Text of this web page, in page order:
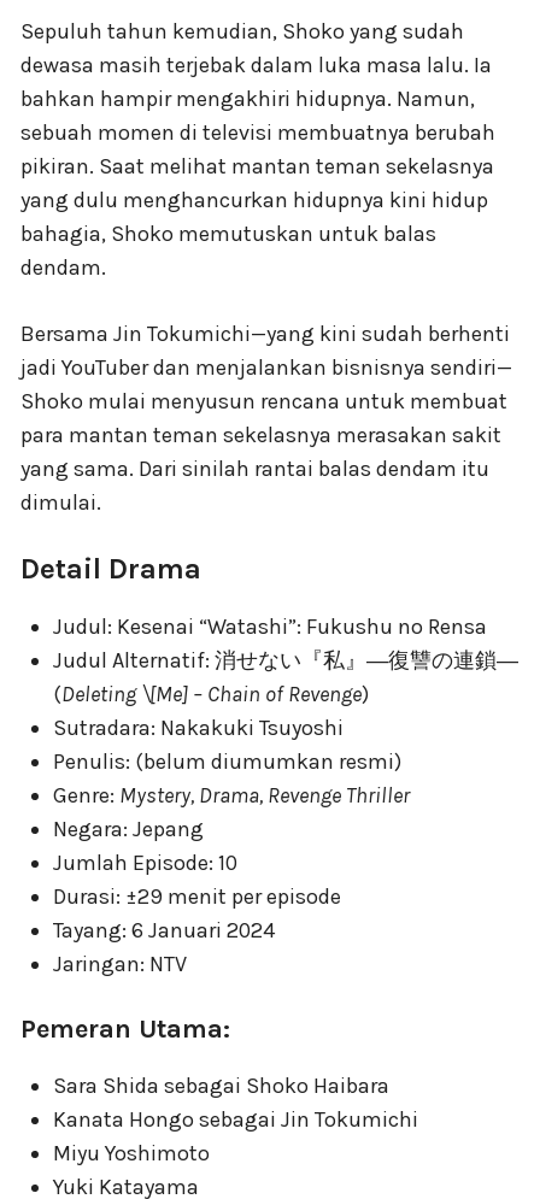
Sepuluh tahun kemudian, Shoko yang sudah
dewasa masih terjebak dalam luka masa lalu. Ia
bahkan hampir mengakhiri hidupnya. Namun,
sebuah momen di televisi membuatnya berubah
pikiran. Saat melihat mantan teman sekelasnya
yang dulu menghancurkan hidupnya kini hidup
bahagia, Shoko memutuskan untuk balas
dendam.
Bersama Jin Tokumichi—yang kini sudah berhenti
jadi YouTuber dan menjalankan bisnisnya sendiri—
Shoko mulai menyusun rencana untuk membuat
para mantan teman sekelasnya merasakan sakit
yang sama. Dari sinilah rantai balas dendam itu
dimulai.
Detail Drama
Judul: Kesenai “Watashi”: Fukushu no Rensa
Judul Alternatif: 消せない『私』―復讐の連鎖―
(Deleting \[Me] – Chain of Revenge)
Sutradara: Nakakuki Tsuyoshi
Penulis: (belum diumumkan resmi)
Genre: Mystery, Drama, Revenge Thriller
Negara: Jepang
Jumlah Episode: 10
Durasi: ±29 menit per episode
Tayang: 6 Januari 2024
Jaringan: NTV
Pemeran Utama:
Sara Shida sebagai Shoko Haibara
Kanata Hongo sebagai Jin Tokumichi
Miyu Yoshimoto
Yuki Katayama